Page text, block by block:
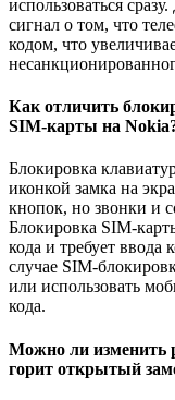
использоваться
сигнал о том, что
кодом, что
Как отличить
SIM-карты на
Блокировка
иконкой замка на
кнопок, но звонки и
Блокировка SIM-
кода и требует ввода
случае SIM-
или использовать
кода.
Можно ли изменить
горит открытый